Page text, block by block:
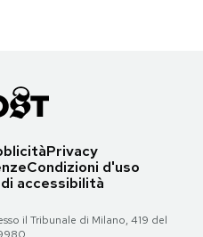
Privacy
Condizioni d'uso
accessibilità
il Tribunale di Milano, 419 del